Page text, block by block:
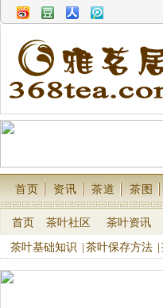
首页 资讯 茶道 茶图
首页 茶叶社区 茶叶资讯
茶叶基础知识 茶叶保存方法